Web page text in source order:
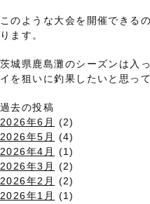
このような大会を開催できる
ります。
茨城県鹿島灘のシーズンは入
イを狙いに釣果したいと思っ
過去の投稿
2026年6月
(2)
2026年5月
(4)
2026年4月
(1)
2026年3月
(2)
2026年2月
(2)
2026年1月
(1)